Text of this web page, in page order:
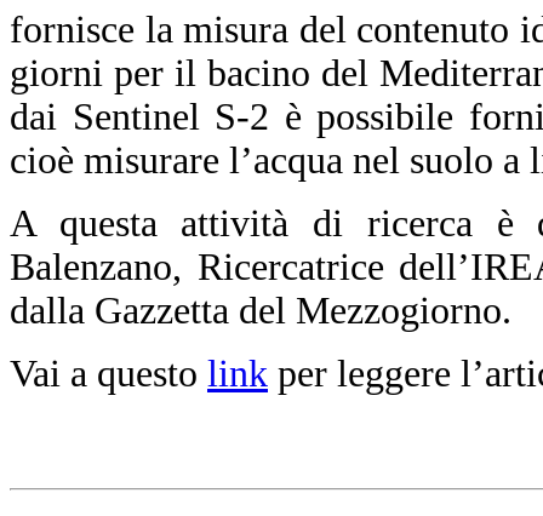
fornisce la misura del contenuto
giorni per il bacino del
dai Sentinel S-2 è possibile
cioè misurare l’acqua nel suolo
A questa attività di ricerca è
Balenzano, Ricercatrice
dalla Gazzetta del Mezzogiorno.
Vai a questo link per leggere